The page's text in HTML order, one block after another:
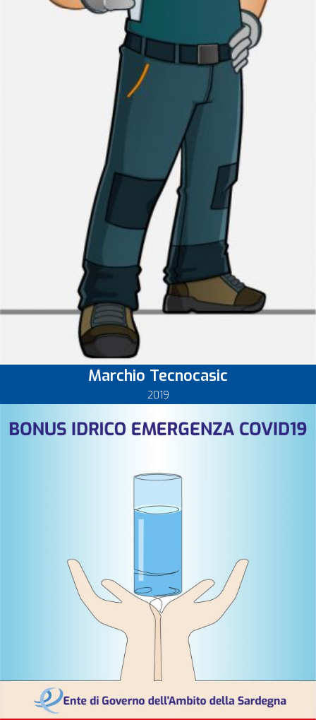
Marchio Tecnocasic
2019